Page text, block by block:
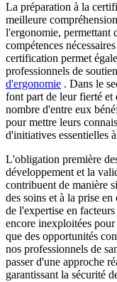
La préparation à la
meilleure
l'ergonomie, permettant
compétences
certification permet
professionnels de
d'ergonomie . Dans le
font part de leur fierté et
nombre d'entre eux
pour mettre leurs
d'initiatives essentielles
L'obligation première
développement et la
contribuent de manière
des soins et à la prise
de l'expertise en
encore inexploitées
que des opportunités
nos professionnels de
passer d'une approche
garantissant la sécurité